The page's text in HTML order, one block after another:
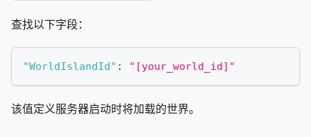
查找以下字段：
"WorldIslandId" : "[your_world_id]"
该值定义服务器启动时将加载的世界。